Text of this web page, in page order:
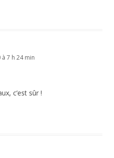
7 h 24 min
c’est sûr !